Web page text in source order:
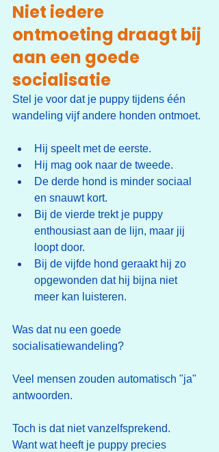
Niet iedere
ontmoeting draagt bij
aan een goede
socialisatie
Stel je voor dat je puppy tijdens één
wandeling vijf andere honden ontmoet.
Hij speelt met de eerste.
Hij mag ook naar de tweede.
De derde hond is minder sociaal
en snauwt kort.
Bij de vierde trekt je puppy
enthousiast aan de lijn, maar jij
loopt door.
Bij de vijfde hond geraakt hij zo
opgewonden dat hij bijna niet
meer kan luisteren.
Was dat nu een goede
socialisatiewandeling?
Veel mensen zouden automatisch "ja"
antwoorden.
Toch is dat niet vanzelfsprekend.
Want wat heeft je puppy precies